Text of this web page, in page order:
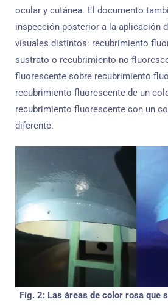
ocular y cutánea. El documento
inspección posterior a la aplicación
visuales distintos: recubrimiento
sustrato o recubrimiento no
fluorescente sobre recubrimiento
recubrimiento fluorescente de un
recubrimiento fluorescente con un
diferente.
Fig. 2: Las áreas de color rosa que